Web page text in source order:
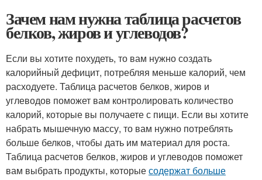
Зачем нам нужна таблица расчетов
белков, жиров и углеводов?
Если вы хотите похудеть, то вам нужно создать
калорийный дефицит, потребляя меньше калорий, чем
расходуете. Таблица расчетов белков, жиров и
углеводов поможет вам контролировать количество
калорий, которые вы получаете с пищи. Если вы хотите
набрать мышечную массу, то вам нужно потреблять
больше белков, чтобы дать им материал для роста.
Таблица расчетов белков, жиров и углеводов поможет
вам выбрать продукты, которыесодержат больше